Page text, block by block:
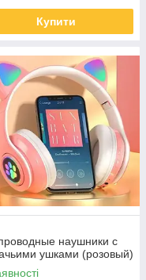
Купити
наушники с
ушками (розовый)